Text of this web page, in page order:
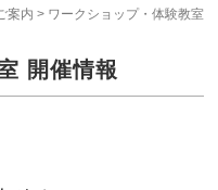
案内 > ワークショップ・体験教室
開催情報